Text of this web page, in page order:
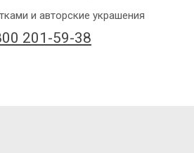
201-59-38
и авторские украшения